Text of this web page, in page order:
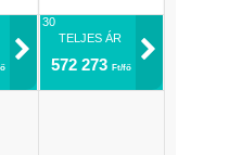
30
TELJES ÁR
572 273 Ft/fő